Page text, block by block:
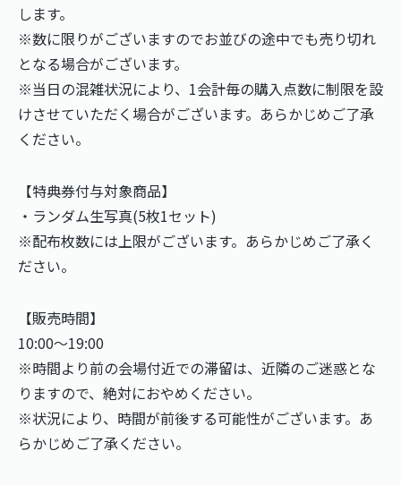
します。
※数に限りがございますのでお並びの途中でも売り切れ
となる場合がございます。
※当日の混雑状況により、1会計毎の購入点数に制限を設
けさせていただく場合がございます。あらかじめご了承
ください。
【特典券付与対象商品】
・ランダム生写真(5枚1セット)
※配布枚数には上限がございます。あらかじめご了承く
ださい。
【販売時間】
10:00〜19:00
※時間より前の会場付近での滞留は、近隣のご迷惑とな
りますので、絶対におやめください。
※状況により、時間が前後する可能性がございます。あ
らかじめご了承ください。